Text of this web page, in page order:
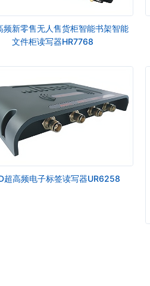
频新零售无人售货柜智能书架智能
文件柜读写器HR7768
超高频电子标签读写器UR6258